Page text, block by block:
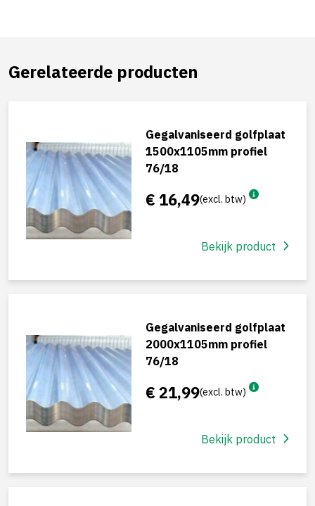
Gerelateerde producten
Gegalvaniseerd golfplaat
1500x1105mm profiel
76/18
€ 16,49(excl. btw)
Bekijk product
Gegalvaniseerd golfplaat
2000x1105mm profiel
76/18
€ 21,99(excl. btw)
Bekijk product